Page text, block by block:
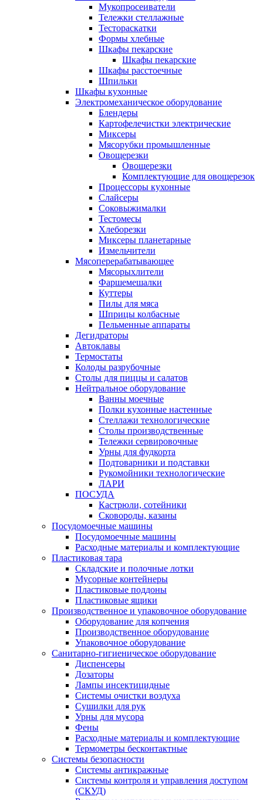
Мукопросеиватели
Тележки стеллажные
Тестораскатки
Формы хлебные
Шкафы пекарские
Шкафы пекарские
Шкафы расстоечные
Шпильки
Шкафы кухонные
Электромеханическое оборудование
Блендеры
Картофелечистки электрические
Миксеры
Мясорубки промышленные
Овощерезки
Овощерезки
Комплектующие для овощерезок
Процессоры кухонные
Слайсеры
Соковыжималки
Тестомесы
Хлеборезки
Миксеры планетарные
Измельчители
Мясоперерабатывающее
Мясорыхлители
Фаршемешалки
Куттеры
Пилы для мяса
Шприцы колбасные
Пельменные аппараты
Дегидраторы
Автоклавы
Термостаты
Колоды разрубочные
Столы для пиццы и салатов
Нейтральное оборудование
Ванны моечные
Полки кухонные настенные
Стеллажи технологические
Столы производственные
Тележки сервировочные
Урны для фудкорта
Подтоварники и подставки
Рукомойники технологические
ЛАРИ
ПОСУДА
Кастрюли, сотейники
Сковороды, казаны
Посудомоечные машины
Посудомоечные машины
Расходные материалы и комплектующие
Пластиковая тара
Складские и полочные лотки
Мусорные контейнеры
Пластиковые поддоны
Пластиковые ящики
Производственное и упаковочное оборудование
Оборудование для копчения
Производственное оборудование
Упаковочное оборудование
Санитарно-гигиеническое оборудование
Диспенсеры
Дозаторы
Лампы инсектицидные
Системы очистки воздуха
Сушилки для рук
Урны для мусора
Фены
Расходные материалы и комплектующие
Термометры бесконтактные
Системы безопасности
Системы антикражные
Системы контроля и управления доступом
(СКУД)